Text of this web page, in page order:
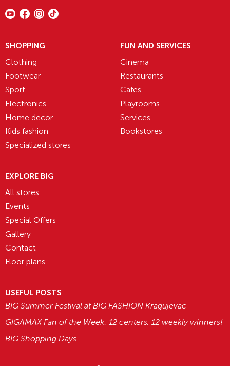
SHOPPING
Clothing
Footwear
Sport
Electronics
Home decor
Kids fashion
Specialized stores
FUN AND SERVICES
Cinema
Restaurants
Cafes
Playrooms
Services
Bookstores
EXPLORE BIG
All stores
Events
Special Offers
Gallery
Contact
Floor plans
USEFUL POSTS
BIG Summer Festival at BIG FASHION Kragujevac
GIGAMAX Fan of the Week: 12 centers, 12 weekly winners!
BIG Shopping Days